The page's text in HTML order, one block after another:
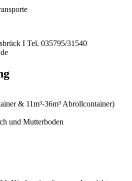
I Tel. 035795/31540
& 11m³-36m³ Abrollcontainer)
und Mutterboden